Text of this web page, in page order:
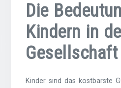
Die
Kindern in
Gesellschaft
Kinder sind das kostbarste